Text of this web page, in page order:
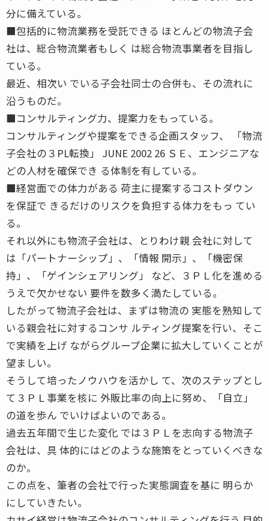
分に備えている。
■包括的に物流業務を受託できる ほとんどの物流子会
社は、総合物流業者もしく は総合物流事業者を目指し
ている。
最近、相次い でいる子会社同士の合併も、その流れに
沿うものだ。
■コンサルティング力、提案力をもっている。
コンサルティングや提案をできる企画スタッフ、 「物流
子会社の３PL転換」 JUNE 2002 26 ＳＥ、エンジニアな
どの人材を確保でき る体制を有している。
■経営面での体力がある 荷主に提案するコストダウン
を保証で きるだけのリスクを負担する体力をもっ てい
る。
それ以外にも物流子会社は、とりわけ親 会社に対して
は「パートナーシップ」、「情報 開示」、「機密保
持」、「ゲインシェアリング」 など、３ＰＬ化を進める
うえで欠かせない 要件を数多く満たしている。
したがって物流子会社は、まずは物流の 実態を熟知して
いる親会社に対するコンサ ルティング提案を行い、そこ
で実績を上げ ながらグループ企業に拡大していくことが
望ましい。
そうして培ったノウハウを活かし て、次のステップとし
て３ＰＬ事業を核に 外販比率の向上に努め、「自立」
の道を歩ん でいけばよいのである。
過去五年間で生じた変化 では３ＰＬを志向する物流子
会社は、具 体的にはどのような施策をとっていくべきな
のか。
この点を、筆者の会社で行った実態調査を基に 明らか
にしていきたい。